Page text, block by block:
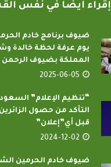
إقراء أيضاً في نفس
ضيوف برنامج خادم
يوم عرفة لحظة خالدة
المملكة بضيوف الرحمن
2025-06-05
“تنظيم الإعلام”
التأكد من حصول
قبل أي”إعلان”
2024-12-02
ضيوف خادم الحرمين